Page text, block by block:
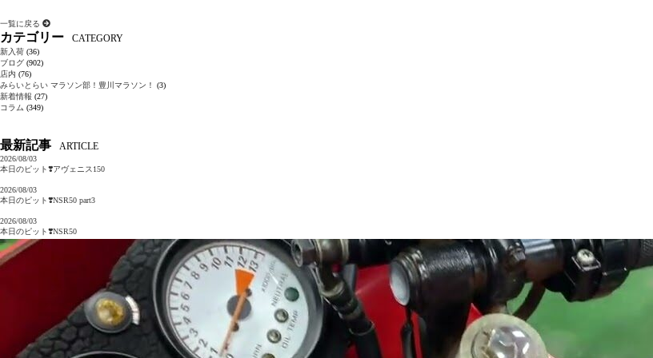
一覧に戻る
カテゴリー CATEGORY
新入荷 (36)
ブログ (902)
店内 (76)
みらいとらい マラソン部！豊川マラソン！
(3)
新着情報 (27)
コラム (349)
最新記事 ARTICLE
2026/08/03
本日のピット❣️アヴェニス150
2026/08/03
本日のピット❣️NSR50 part3
2026/08/03
本日のピット❣️NSR50